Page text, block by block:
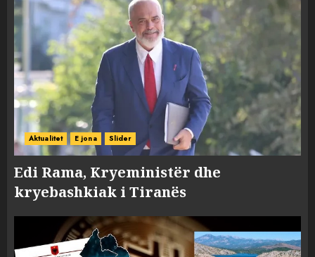
Aktualitet E jona Slider
Edi Rama, Kryeministër dhe
kryebashkiak i Tiranës